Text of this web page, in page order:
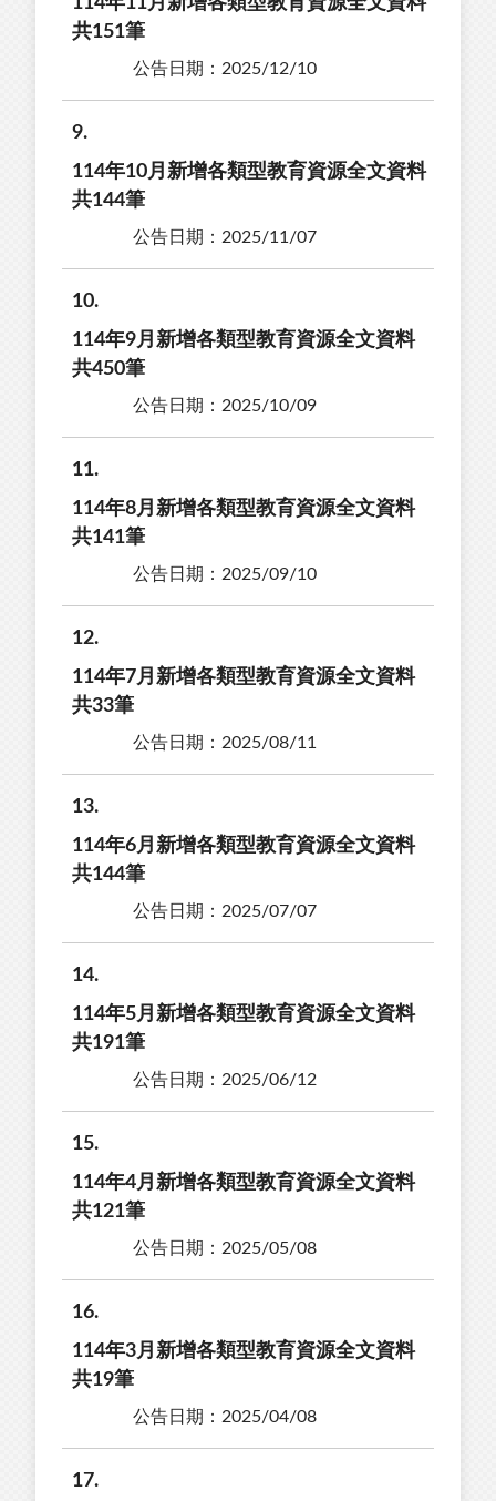
共151筆
公告日期：2025/12/10
9
114年10月新增各類型教育資源全文資料
共144筆
公告日期：2025/11/07
10
114年9月新增各類型教育資源全文資料
共450筆
公告日期：2025/10/09
11
114年8月新增各類型教育資源全文資料
共141筆
公告日期：2025/09/10
12
114年7月新增各類型教育資源全文資料
共33筆
公告日期：2025/08/11
13
114年6月新增各類型教育資源全文資料
共144筆
公告日期：2025/07/07
14
114年5月新增各類型教育資源全文資料
共191筆
公告日期：2025/06/12
15
114年4月新增各類型教育資源全文資料
共121筆
公告日期：2025/05/08
16
114年3月新增各類型教育資源全文資料
共19筆
公告日期：2025/04/08
17